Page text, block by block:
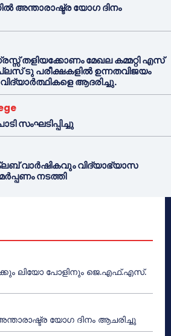
അന്താരാഷ്ട്ര യോഗ ദിനം
തളിയക്കോണം മേഖല കമ്മറ്റി എസ്
ടു പരീക്ഷകളിൽ ഉന്നതവിജയം
ആദരിച്ചു.
സംഘടിപ്പിച്ചു
വാർഷികവും വിദ്യാഭ്യാസ
നടത്തി
ലിയോ പോളിനും ജെ.എഫ്.എസ്.
യോഗ ദിനം ആചരിച്ചു